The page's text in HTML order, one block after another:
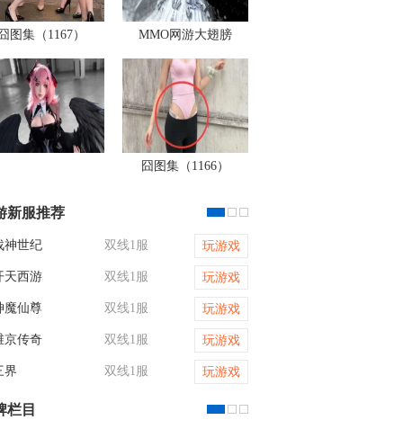
图集（1167） MMO网游大翅膀
囧图集（1166）
新服推荐
神世纪 双线1服 玩游戏
天西游 双线1服 玩游戏
魔仙尊 双线1服 玩游戏
京传奇 双线1服 玩游戏
界 双线1服 玩游戏
栏目